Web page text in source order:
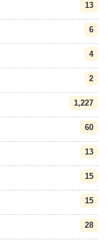
13
6
4
2
1,227
60
13
15
15
28